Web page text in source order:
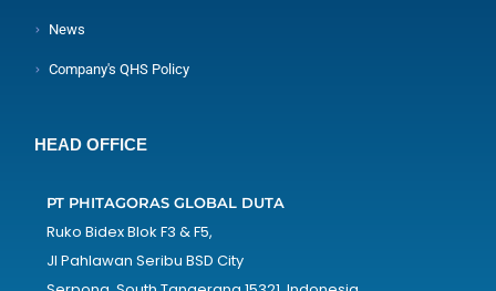
News
Company's QHS Policy
HEAD OFFICE
PT PHITAGORAS GLOBAL DUTA
Ruko Bidex Blok F3 & F5,
Jl Pahlawan Seribu BSD City